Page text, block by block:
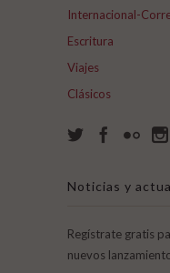
Internacional-
Escritura
Viajes
Clásicos
Noticias y
Regístrate gratis
nuevos